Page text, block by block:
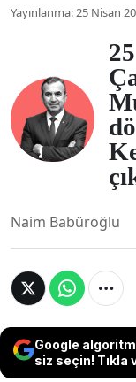
Yayınlanma: 25 Nisan
Naim Babüroğlu
Google
siz seçin! Tıkla